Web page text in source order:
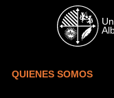
Skip to main content
QUIENES SOMOS